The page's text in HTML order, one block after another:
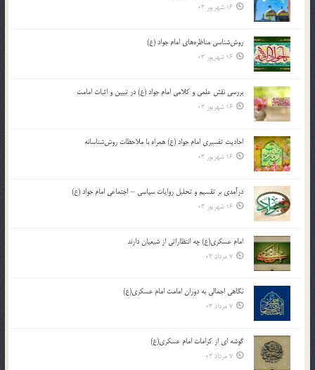
16 شهریور 03
روش‌شناسی مناظره‌های امام جواد (ع)
16 شهریور 03
بررسی نقش علمی و کلامی امام جواد (ع) در تبیین و اثبات امامت
16 شهریور 03
احادیث تفسیری امام جواد (ع) همراه با ملاحظات روش‌شناسانه
16 شهریور 03
درآمدی بر تقسیم و تحلیل روایات سیاسی – اجتماعی امام جواد (ع)
16 شهریور 03
امام عسکری(ع) چه انتظاراتی از شیعیان دارند
7 مرداد 03
نگاهی اجمالی به دوران امامت امام عسکری(ع)
7 مرداد 03
گوشه ای از کرامات امام عسکری(ع)
7 مرداد 03